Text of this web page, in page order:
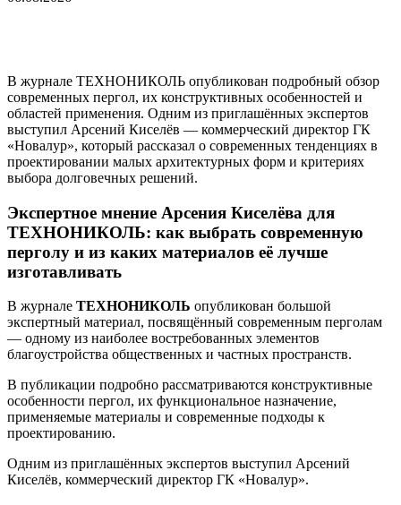
В журнале ТЕХНОНИКОЛЬ опубликован подробный обзор
современных пергол, их конструктивных особенностей и
областей применения. Одним из приглашённых экспертов
выступил Арсений Киселёв — коммерческий директор ГК
«Новалур», который рассказал о современных тенденциях в
проектировании малых архитектурных форм и критериях
выбора долговечных решений.
Экспертное мнение Арсения Киселёва для
ТЕХНОНИКОЛЬ: как выбрать современную
перголу и из каких материалов её лучше
изготавливать
В журнале ТЕХНОНИКОЛЬ опубликован большой
экспертный материал, посвящённый современным перголам
— одному из наиболее востребованных элементов
благоустройства общественных и частных пространств.
В публикации подробно рассматриваются конструктивные
особенности пергол, их функциональное назначение,
применяемые материалы и современные подходы к
проектированию.
Одним из приглашённых экспертов выступил Арсений
Киселёв, коммерческий директор ГК «Новалур».